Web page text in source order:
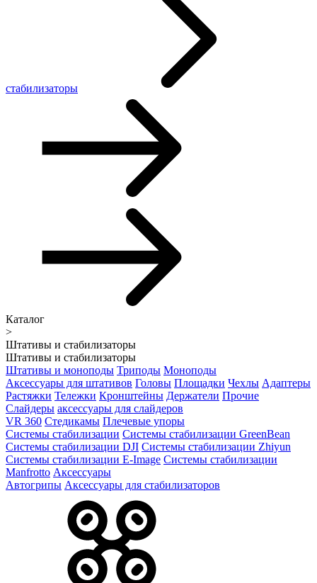
стабилизаторы
Каталог
>
Штативы и стабилизаторы
Штативы и стабилизаторы
Штативы и моноподы Триподы Моноподы
Аксессуары для штативов Головы Площадки Чехлы Адаптеры
Растяжки Тележки Кронштейны Держатели Прочие
Слайдеры аксессуары для слайдеров
VR 360 Стедикамы Плечевые упоры
Системы стабилизации Системы стабилизации GreenBean
Системы стабилизации DJI Системы стабилизации Zhiyun
Системы стабилизации E-Image Системы стабилизации
Manfrotto Аксессуары
Автогрипы Аксессуары для стабилизаторов